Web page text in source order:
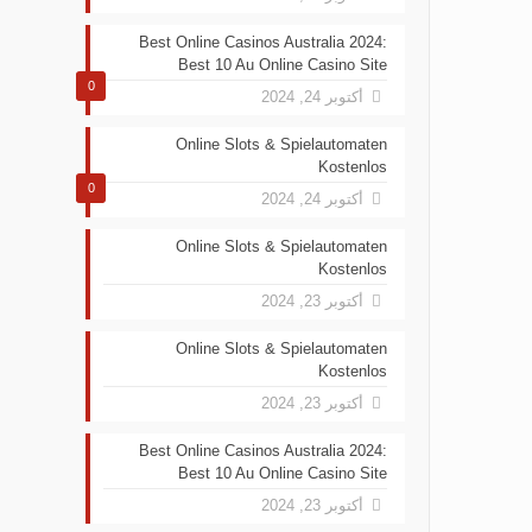
0
Best Online Casinos Australia 2024:
Best 10 Au Online Casino Site
أكتوبر 24, 2024
0
Online Slots & Spielautomaten
Kostenlos
أكتوبر 24, 2024
Online Slots & Spielautomaten
Kostenlos
أكتوبر 23, 2024
Online Slots & Spielautomaten
Kostenlos
أكتوبر 23, 2024
Best Online Casinos Australia 2024:
Best 10 Au Online Casino Site
أكتوبر 23, 2024